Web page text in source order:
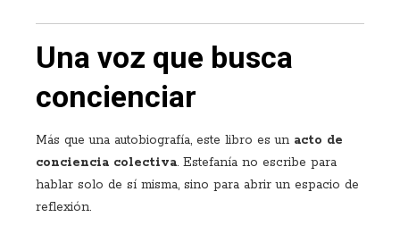
Una voz que busca
concienciar
Más que una autobiografía, este libro es un acto de
conciencia colectiva. Estefanía no escribe para
hablar solo de sí misma, sino para abrir un espacio de
reflexión.